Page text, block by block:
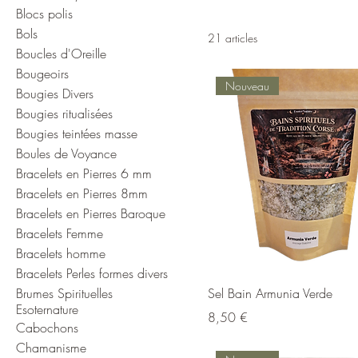
Blocs polis
Bols
Boucles d'Oreille
Bougeoirs
Bougies Divers
Bougies ritualisées
Bougies teintées masse
Boules de Voyance
Bracelets en Pierres 6 mm
Bracelets en Pierres 8mm
Bracelets en Pierres Baroque
Bracelets Femme
Bracelets homme
Bracelets Perles formes divers
Brumes Spirituelles
Esoternature
Cabochons
Chamanisme
21 articles
Nouveau
Sel Bain Armunia Verde
Prix
8,50 €